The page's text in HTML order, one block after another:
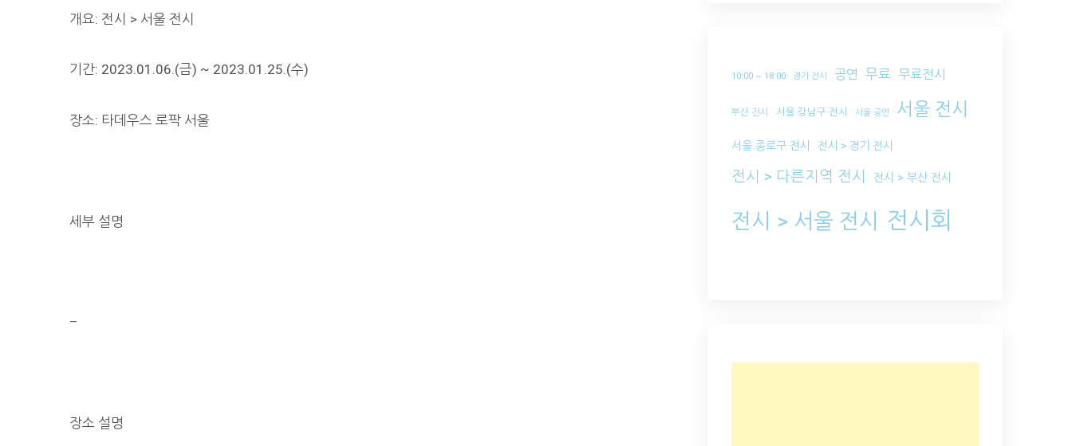
개요: 전시 > 서울 전시
기간: 2023.01.06.(금) ~ 2023.01.25.(수)
장소: 타데우스 로팍 서울
세부 설명
–
장소 설명
10:00 ~ 18:00 경기 전시 공연 무료 무료전시
부산 전시 서울 강남구 전시 서울 공연 서울 전시
서울 종로구 전시 전시 > 경기 전시
전시 > 다른지역 전시 전시 > 부산 전시
전시 > 서울 전시 전시회